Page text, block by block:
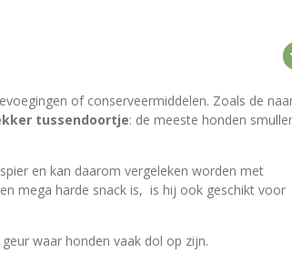
of conserveermiddelen. Zoals de
tussendoortje: de meeste honden
en kan daarom vergeleken worden met
mega harde snack is, is hij ook geschikt voor
waar honden vaak dol op zijn.